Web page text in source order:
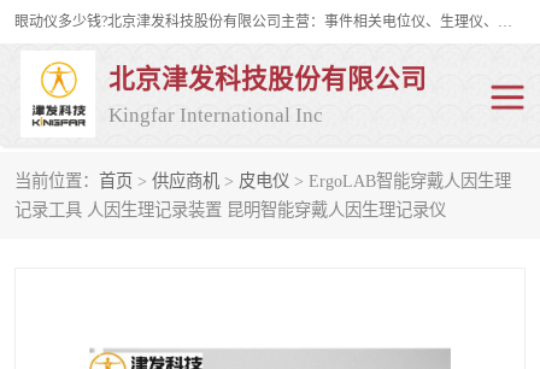
眼动仪多少钱?北京津发科技股份有限公司主营：事件相关电位仪、生理仪、肌电仪、脑电仪、皮电仪、眼动仪；是国家级高新技术企业、科技部认定的科技型中小企业和中关村高新技术企业，具备保密资格，具备自主进出口经营权；自主研发技术、产品与服务荣获多项省部级科学技术奖励、国家发明专利、国家软件著作权和省部级新技术新产品（服务）认证。
北京津发科技股份有限公司
Kingfar International Inc
当前位置： 首页 > 供应商机 > 皮电仪 > ErgoLAB智能穿戴人因生理
记录工具 人因生理记录装置 昆明智能穿戴人因生理记录仪
皮电仪 脑电仪